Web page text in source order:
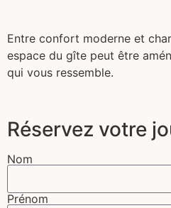
Entre confort moderne et
espace du gîte peut être
qui vous ressemble.
Réservez votre
Nom
Prénom